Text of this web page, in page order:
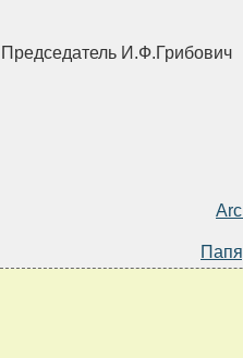
Председатель И.Ф.Грибович